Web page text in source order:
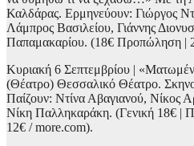
Καλδάρας. Ερμηνεύουν: Γιώργος
Λάμπρος Βασιλείου, Γιάννης
Παπαμακαρίου. (18€ Προπώληση |
Κυριακή 6 Σεπτεμβρίου |
(Θέατρο) Θεσσαλικό Θέατρο.
Παίζουν: Ντίνα Αβαγιανού, Νίκος
Νίκη Παλληκαράκη. (Γενική 18€ |
12€ / more.com).